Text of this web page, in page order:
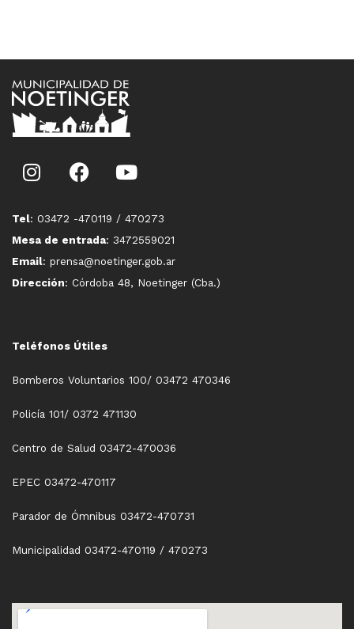
Tel: 03472 -470119 / 470273
Mesa de entrada: 3472559021
Email: prensa@noetinger.gob.ar
Dirección: Córdoba 48, Noetinger (Cba.)
Teléfonos Útiles
Bomberos Voluntarios 100/ 03472 470346
Policía 101/ 0372 471130
Centro de Salud 03472-470036
EPEC 03472-470117
Parador de Ómnibus 03472-470731
Municipalidad 03472-470119 / 470273